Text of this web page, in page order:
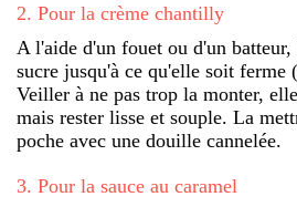
2. Pour la crème chantilly
A l'aide d'un fouet ou d'un
sucre jusqu'à ce qu'elle soit ferme
Veiller à ne pas trop la monter,
mais rester lisse et souple. La
poche avec une douille cannelée.
3. Pour la sauce au caramel